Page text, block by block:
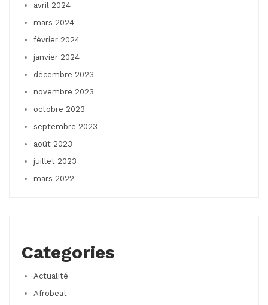
avril 2024
mars 2024
février 2024
janvier 2024
décembre 2023
novembre 2023
octobre 2023
septembre 2023
août 2023
juillet 2023
mars 2022
Categories
Actualité
Afrobeat